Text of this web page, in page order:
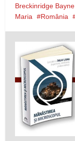
Breckinridge Bayne
Maria
România